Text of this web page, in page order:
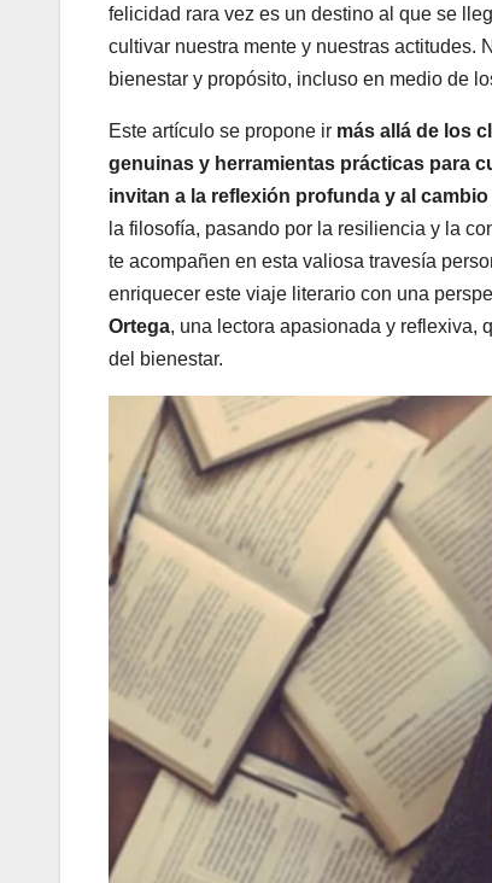
felicidad rara vez es un destino al que se
cultivar nuestra mente y nuestras actitudes.
bienestar y propósito, incluso en medio de
Este artículo se propone ir más allá de los
genuinas y herramientas prácticas para
invitan a la reflexión profunda y al
la filosofía, pasando por la resiliencia y la
te acompañen en esta valiosa travesía
enriquecer este viaje literario con una
Ortega, una lectora apasionada y reflexiva,
del bienestar.